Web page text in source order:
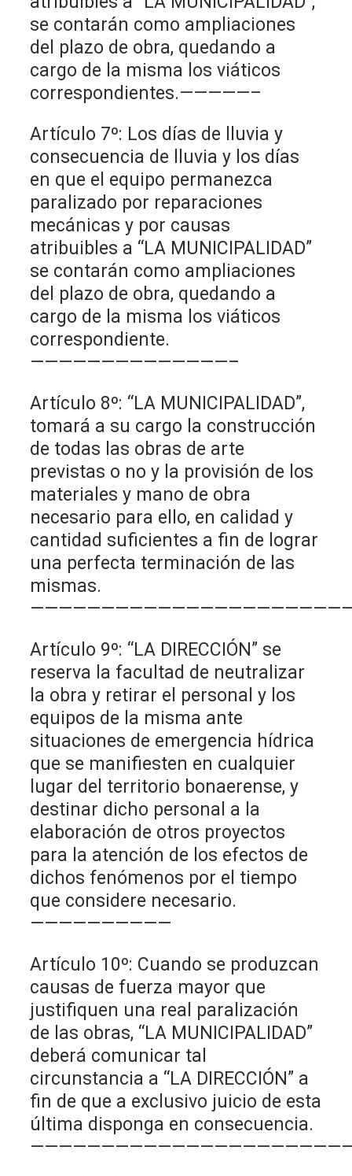
se contarán como ampliaciones
del plazo de obra, quedando a
cargo de la misma los viáticos
correspondientes.—————–
Artículo 7º: Los días de lluvia y
consecuencia de lluvia y los días
en que el equipo permanezca
paralizado por reparaciones
mecánicas y por causas
atribuibles a “LA MUNICIPALIDAD”
se contarán como ampliaciones
del plazo de obra, quedando a
cargo de la misma los viáticos
correspondiente.
——————————————–
Artículo 8º: “LA MUNICIPALIDAD”,
tomará a su cargo la construcción
de todas las obras de arte
previstas o no y la provisión de los
materiales y mano de obra
necesario para ello, en calidad y
cantidad suficientes a fin de lograr
una perfecta terminación de las
mismas.
Artículo 9º: “LA DIRECCIÓN” se
reserva la facultad de neutralizar
la obra y retirar el personal y los
equipos de la misma ante
situaciones de emergencia hídrica
que se manifiesten en cualquier
lugar del territorio bonaerense, y
destinar dicho personal a la
elaboración de otros proyectos
para la atención de los efectos de
dichos fenómenos por el tiempo
que considere necesario.
——————————
Artículo 10º: Cuando se produzcan
causas de fuerza mayor que
justifiquen una real paralización
de las obras, “LA MUNICIPALIDAD”
deberá comunicar tal
circunstancia a “LA DIRECCIÓN” a
fin de que a exclusivo juicio de esta
última disponga en consecuencia.